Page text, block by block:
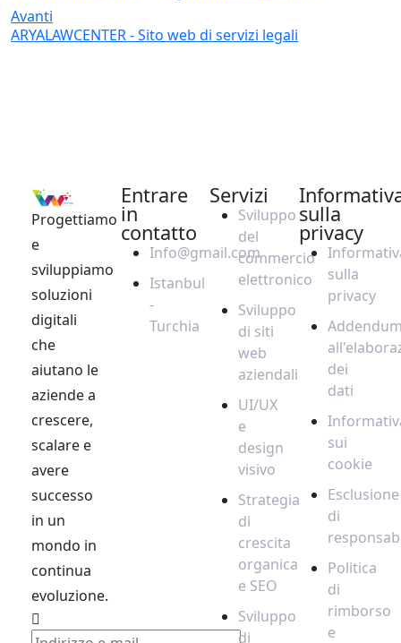
Avanti
ARYALAWCENTER - Sito web di servizi legali
Progettiamo
e
sviluppiamo
soluzioni
digitali
che
aiutano le
aziende a
crescere,
scalare e
avere
successo
in un
mondo in
continua
evoluzione.
Entrare
in
contatto
Info@gmail.com
Istanbul
-
Turchia
Servizi
Sviluppo
del
commercio
elettronico
Sviluppo
di siti
web
aziendali
UI/UX
e
design
visivo
Strategia
di
crescita
organica
e SEO
Sviluppo
di
sulla
privacy
sulla
privacy
dei
dati
sui
cookie
Esclusione
di
Politica
di
rimborso
e